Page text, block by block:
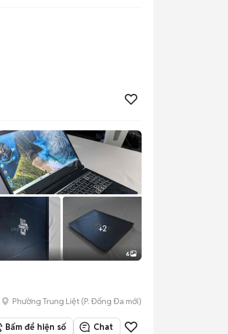
+2
6
Phường Trung Liệt (P. Đống Đa mới)
Bấm để hiện số Chat